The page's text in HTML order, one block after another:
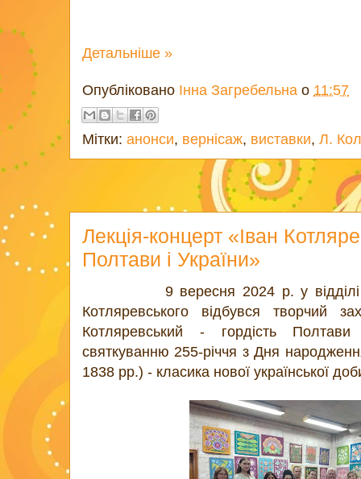
Детальніше »
Опубліковано Інна Загребельна о 11:57
Мітки: анонси, вернісаж, виставки, Л.
Лекція-концерт «Іван
Полтави і України»
9 вересня 2024 р. у відділі
Котляревського відбувся творчий
Котляревський - гордість
святкуванню 255-річчя з Дня
1838 рр.) - класика нової української